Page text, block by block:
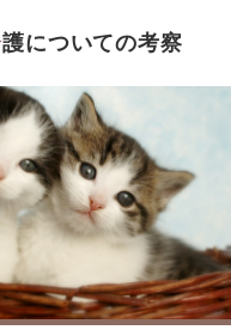
介護についての考察